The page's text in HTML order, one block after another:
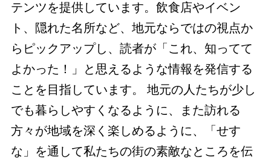
テンツを提供しています。飲食店やイベン
ト、隠れた名所など、地元ならではの視点か
らピックアップし、読者が「これ、知ってて
よかった！」と思えるような情報を発信する
ことを目指しています。 地元の人たちが少し
でも暮らしやすくなるように、また訪れる
方々が地域を深く楽しめるように、「せす
な」を通して私たちの街の素敵なところを伝